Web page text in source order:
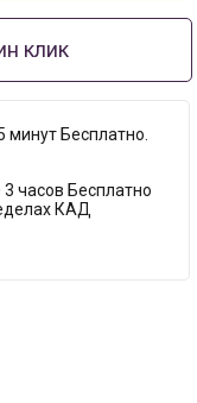
клик
минут Бесплатно.
3 часов Бесплатно
КАД